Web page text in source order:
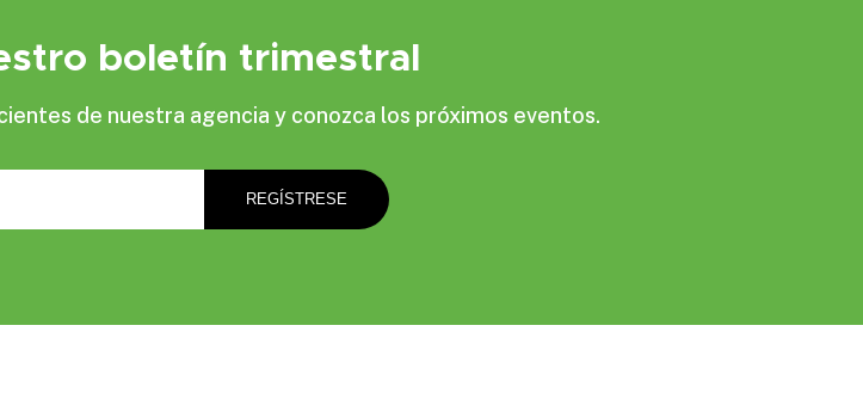
boletín trimestral
de nuestra agencia y conozca los próximos eventos.